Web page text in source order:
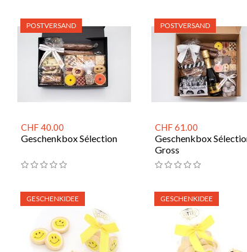
CHF 40.00
Geschenkbox Sélection
POSTVERSAND
CHF 61.00
Geschenkbox
Gross
POSTVERSAND
GESCHENKIDEE GESCHENKIDEE